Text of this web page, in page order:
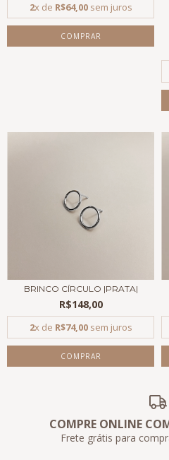
2x de R$64,00sem juros
BRINCO CÍRCULO |PRATA|
R$148,00
2x de R$74,00sem juros
COMPRE ONLINE
Frete grátis para